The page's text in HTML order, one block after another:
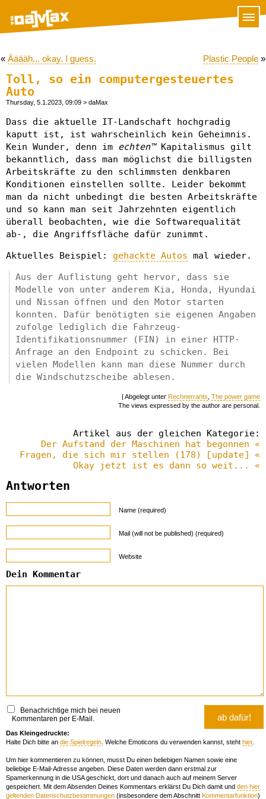
« Ääääh... okay. I guess. Plastic People »
Toll, so ein computergesteuertes
Auto
Thursday, 5.1.2023, 09:09 > daMax
Dass die aktuelle IT-Landschaft hochgradig
kaputt ist, ist wahrscheinlich kein Geheimnis.
Kein Wunder, denn im echten™Kapitalismus gilt
bekanntlich, dass man möglichst die billigsten
Arbeitskräfte zu den schlimmsten denkbaren
Konditionen einstellen sollte. Leider bekommt
man da nicht unbedingt die besten Arbeitskräfte
und so kann man seit Jahrzehnten eigentlich
überall beobachten, wie die Softwarequalität
ab-, die Angriffsfläche dafür zunimmt.
Aktuelles Beispiel: gehackte Autos mal wieder.
Aus der Auflistung geht hervor, dass sie
Modelle von unter anderem Kia, Honda, Hyundai
und Nissan öffnen und den Motor starten
konnten. Dafür benötigten sie eigenen Angaben
zufolge lediglich die Fahrzeug-
Identifikationsnummer (FIN) in einer HTTP-
Anfrage an den Endpoint zu schicken. Bei
vielen Modellen kann man diese Nummer durch
die Windschutzscheibe ablesen.
| Abgelegt unter Rechnerrants The power game
The views expressed by the author are personal.
Artikel aus der gleichen Kategorie:
Der Aufstand der Maschinen hat begonnen «
Fragen, die sich mir stellen (178) [update] «
Okay jetzt ist es dann so weit... «
Antworten
Name (required)
Mail (will not be published) (required)
Website
Dein Kommentar
Benachrichtige mich bei neuen
Kommentaren per E-Mail.
Das Kleingedruckte:
Halte Dich bitte an die Spielregeln . Welche Emoticons du verwenden kannst, steht hier.
Um hier kommentieren zu können, musst Du einen beliebigen Namen sowie eine
beliebige E-Mail-Adresse angeben. Diese Daten werden dann erstmal zur
Spamerkennung in die USA geschickt, dort und danach auch auf meinem Server
gespeichert. Mit dem Absenden Deines Kommentars erklärst Du Dich damit und den hier
geltenden Datenschutzbestimmungen (insbesondere dem Abschnitt Kommentarfunktion)